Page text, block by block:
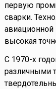
первую
сварки.
авиационной
высокая
С 1970-х
различными